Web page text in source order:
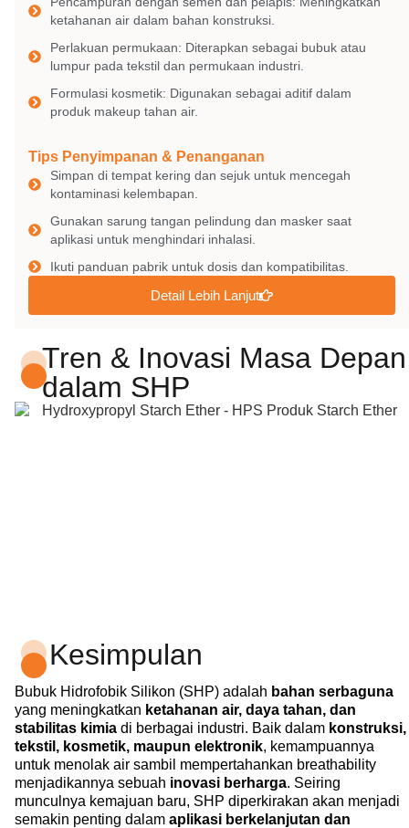
ketahanan air dalam bahan konstruksi.
Perlakuan permukaan: Diterapkan sebagai bubuk atau
lumpur pada tekstil dan permukaan industri.
Formulasi kosmetik: Digunakan sebagai aditif dalam
produk makeup tahan air.
Tips Penyimpanan & Penanganan
Simpan di tempat kering dan sejuk untuk mencegah
kontaminasi kelembapan.
Gunakan sarung tangan pelindung dan masker saat
aplikasi untuk menghindari inhalasi.
Ikuti panduan pabrik untuk dosis dan kompatibilitas.
Detail Lebih Lanjut
Tren & Inovasi Masa Depan
dalam SHP
Kesimpulan
Bubuk Hidrofobik Silikon (SHP) adalah bahan serbaguna
yang meningkatkan ketahanan air, daya tahan, dan
stabilitas kimia di berbagai industri. Baik dalam konstruksi,
tekstil, kosmetik, maupun elektronik, kemampuannya
untuk menolak air sambil mempertahankan breathability
menjadikannya sebuah inovasi berharga. Seiring
munculnya kemajuan baru, SHP diperkirakan akan menjadi
semakin penting dalam aplikasi berkelanjutan dan